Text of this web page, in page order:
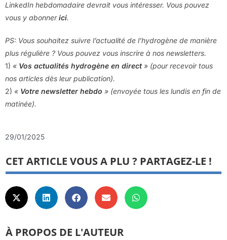
LinkedIn hebdomadaire devrait vous intéresser. Vous pouvez
vous y abonnerici.
PS: Vous souhaitez suivre l’actualité de l’hydrogène de manière
plus régulière ? Vous pouvez vous inscrire à nos newsletters.
1) « Vos actualités hydrogène en direct » (pour recevoir tous
nos articles dès leur publication).
2) « Votre newsletter hebdo » (envoyée tous les lundis en fin de
matinée).
29/01/2025
CET ARTICLE VOUS A PLU ? PARTAGEZ-LE !
À PROPOS DE L'AUTEUR